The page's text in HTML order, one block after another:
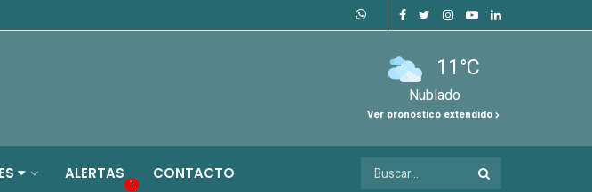
11°C
Nublado
Ver pronóstico extendido
ALERTAS
1
CONTACTO